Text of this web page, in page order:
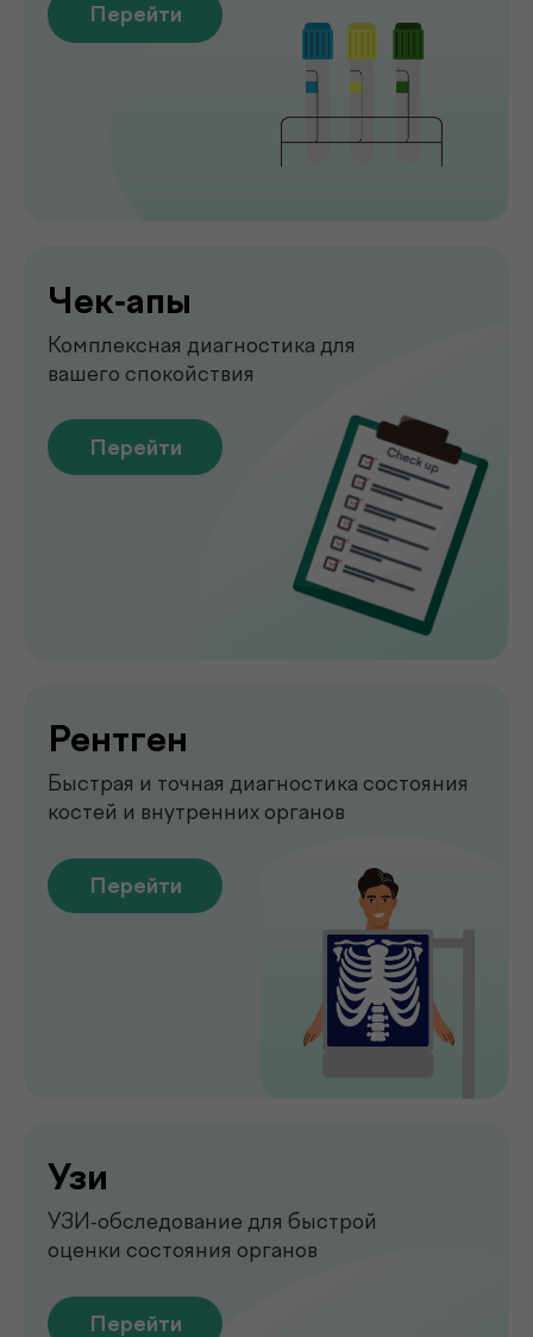
Рентген
Быстрая и точная диагностика состояния
Узи
оценки состояния органов
Emsella
дна без боли и операций
печени без биопсии
Перейти